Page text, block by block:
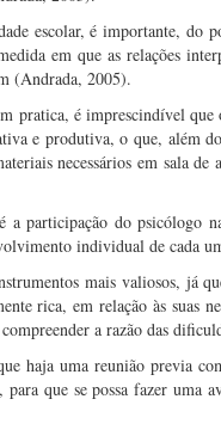
escolar, é importante, do
em que as relações
(Andrada, 2005).
pratica, é imprescindível
e produtiva, o que, além
necessários em sala de
participação do psicólogo
individual de cada
mais valiosos, já
rica, em relação às suas
a razão das
haja uma reunião previa
que se possa fazer uma